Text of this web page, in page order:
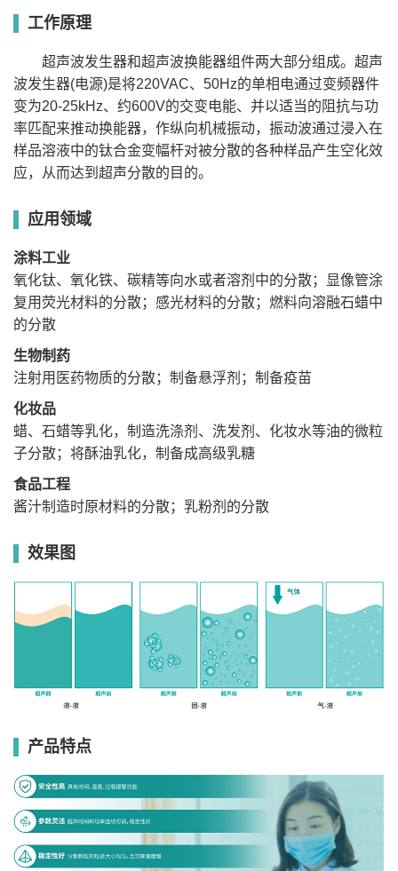
工作原理
超声波发生器和超声波换能器组件两大部分组成。超声
波发生器(电源)是将220VAC、50Hz的单相电通过变频器件
变为20-25kHz、约600V的交变电能、并以适当的阻抗与功
率匹配来推动换能器，作纵向机械振动，振动波通过浸入在
样品溶液中的钛合金变幅杆对被分散的各种样品产生空化效
应，从而达到超声分散的目的。
应用领域
涂料工业
氧化钛、氧化铁、碳精等向水或者溶剂中的分散；显像管涂
复用荧光材料的分散；感光材料的分散；燃料向溶融石蜡中
的分散
生物制药
注射用医药物质的分散；制备悬浮剂；制备疫苗
化妆品
蜡、石蜡等乳化，制造洗涤剂、洗发剂、化妆水等油的微粒
子分散；将酥油乳化，制备成高级乳糖
食品工程
酱汁制造时原材料的分散；乳粉剂的分散
效果图
产品特点
功
750w(1%-
100%)
1500W（1%-100%）
10mm 18mm 25mm 38mm或
选
分
头
12mm、1
5mm
12mm、15mm、20
mm
20mm、28mm /
量
10-700ml 100-1500ml
空0.1-99.9%
功
时间、温
度、故障
时间、温度、故障 时间、温度、故障 时间、温度、
机249*410*
243（m
m）
249*410*243（mm） 249*410*243（mm）
准
置
主机一
台、分散
头一支、
隔音箱一
台
主机一台、分散头一
支、隔音箱一台
主机一台、分散头一
支、隔音箱一台
主机一台、
支、隔音箱
供
AC220V/5
0Hz
AC220V/50Hz AC220V/50Hz